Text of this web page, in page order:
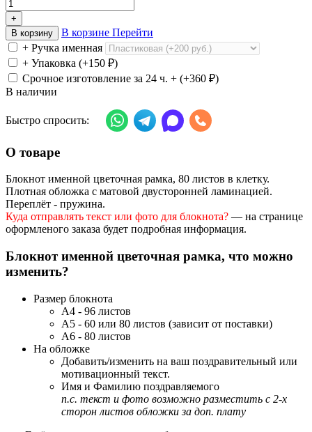
+
В корзину
В корзине Перейти
+ Ручка именная
+ Упаковка (+150 ₽)
Срочное изготовление за 24 ч. + (+360 ₽)
В наличии
Быстро спросить:
О товаре
Блокнот именной цветочная рамка, 80 листов в клетку.
Плотная обложка с матовой двусторонней ламинацией.
Переплёт - пружина.
Куда отправлять текст или фото для блокнота? — на странице
оформленого заказа будет подробная информация.
Блокнот именной цветочная рамка, что можно
изменить?
Размер блокнота
А4 - 96 листов
А5 - 60 или 80 листов (зависит от поставки)
А6 - 80 листов
На обложке
Добавить/изменить на ваш поздравительный или
мотивационный текст.
Имя и Фамилию поздравляемого
п.с. текст и фото возможно разместить с 2-х
сторон листов обложки за доп. плату